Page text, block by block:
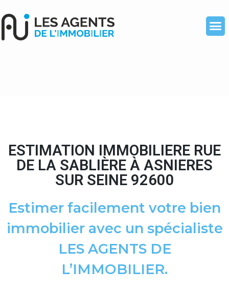
ESTIMATION IMMOBILIERE RUE
DE LA SABLIÈRE À ASNIERES
SUR SEINE 92600
Estimer facilement votre bien
immobilier avec un spécialiste
LES AGENTS DE
L’IMMOBILIER.